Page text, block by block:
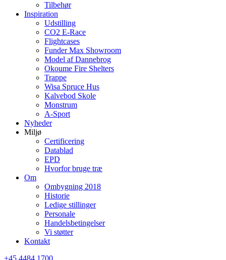
Tilbehør
Inspiration
Udstilling
CO2 E-Race
Flightcases
Funder Max Showroom
Model af Dannebrog
Okoume Fire Shelters
Trappe
Wisa Spruce Hus
Kalvebod Skole
Monstrum
A-Sport
Nyheder
Miljø
Certificering
Datablad
EPD
Hvorfor bruge træ
Om
Ombygning 2018
Historie
Ledige stillinger
Personale
Handelsbetingelser
Vi støtter
Kontakt
+45 4484 1700